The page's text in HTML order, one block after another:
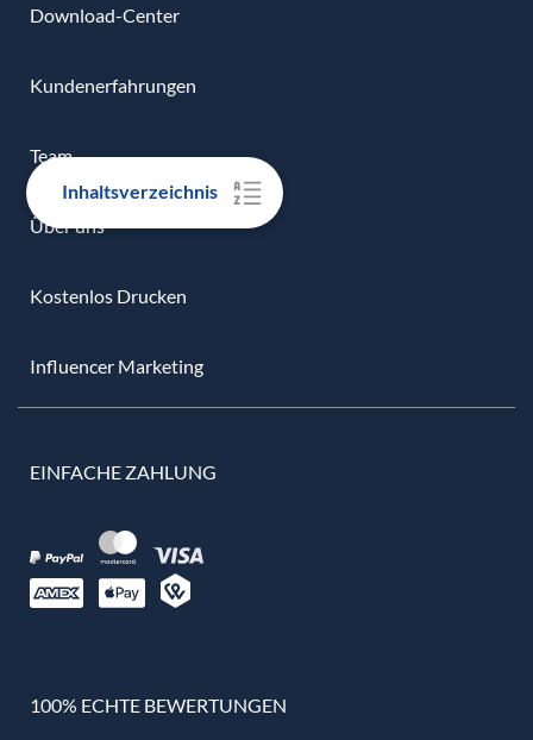
Inhaltsverzeichnis
Download-Center
Kundenerfahrungen
Team
Über uns
Kostenlos Drucken
Influencer Marketing
EINFACHE ZAHLUNG
100% ECHTE BEWERTUNGEN